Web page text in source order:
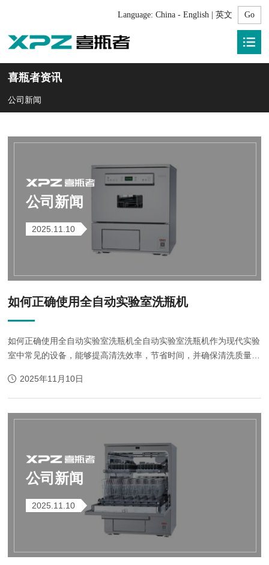
Language: China - English | 英文
喜瓶者资讯
公司新闻
公司新闻
2025.11.10
如何正确使用全自动实验室洗瓶机
如何正确使用全自动实验室洗瓶机全自动实验室洗瓶机作为现代实验
室中常见的设备，能够提高清洗效率，节省时间，并确保清洗质量。
洗瓶机至关重要。以下是关于如何...
2025年11月10日
公司新闻
2025.11.10